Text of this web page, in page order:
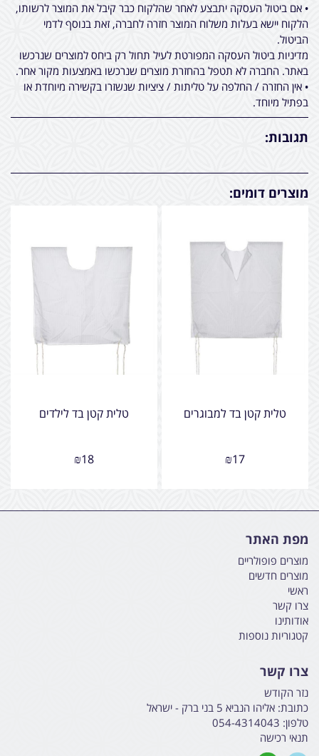
• אם ביטול העסקה יתבצע לאחר שהלקוח כבר קיבל את המוצר לרשותו,
הלקוח יישא בעלות משלוח המוצר חזרה לחברה, זאת בנוסף לדמי
הביטול.
מדיניות ביטול העסקה המפורטת לעיל תחול רק ביחס למוצרים שנרכשו
באתר. החברה לא תטפל בהחזרת מוצרים שנרכשו באמצעות מקור אחר.
• אין החזרה / החלפה על טליתות / ציציות שנשזרו בקשירה מיוחדת או
בפתיל מיוחד.
תגובות:
מוצרים דומים:
טלית קטן בד למבוגרים
₪17
טלית קטן בד לילדים
₪18
מפת האתר
מוצרים פופולריים
מוצרים חדשים
ראשי
צרו קשר
אודותינו
קטגוריות נוספות
צרו קשר
נזר הקודש
כתובת: אליהו הנביא 5 בני ברק - ישראל
טלפון: 054-4314043
תנאי רכישה